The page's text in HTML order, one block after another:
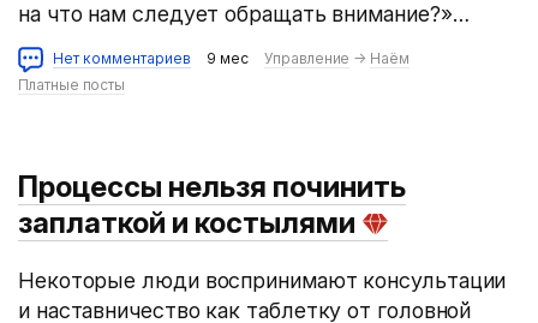
на что нам следует обращать внимание?»…
Нет комментариев 9 мес Управление → Наём
Платные посты
Процессы нельзя починить
заплаткой и костылями
Некоторые люди воспринимают консультации
и наставничество как таблетку от головной